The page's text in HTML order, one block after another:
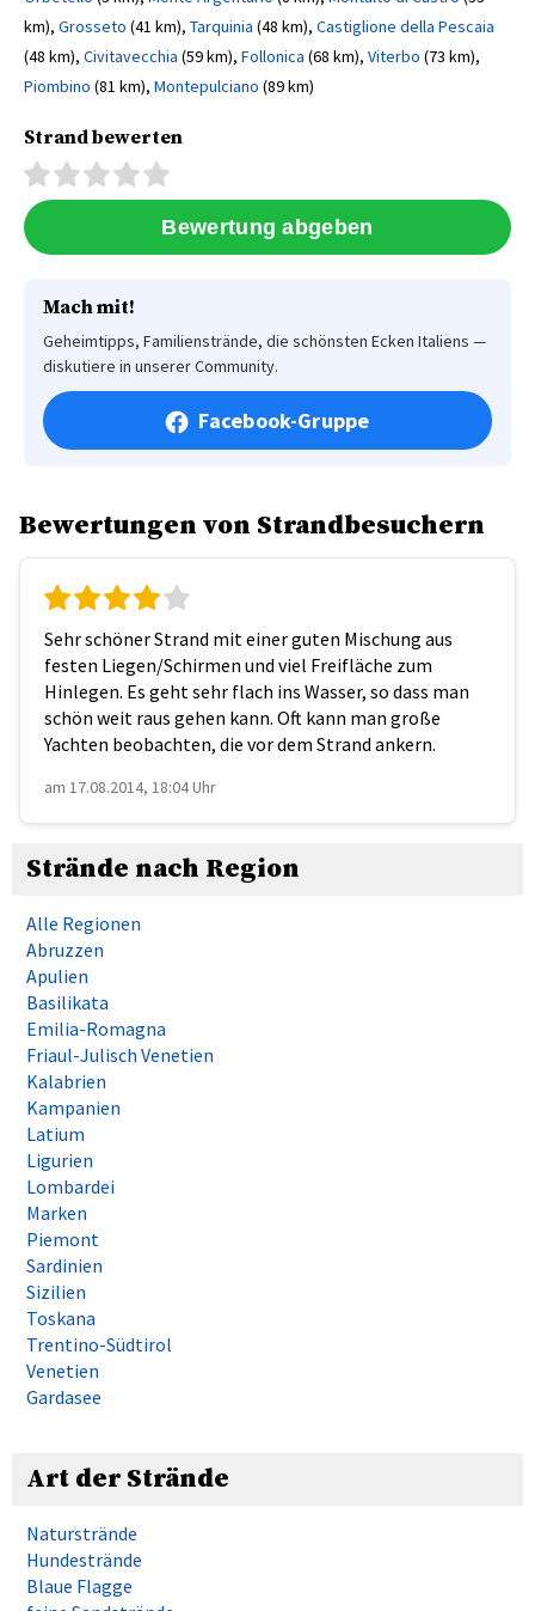
km), Grosseto (41 km), Tarquinia (48 km), Castiglione della Pescaia
(48 km), Civitavecchia (59 km), Follonica (68 km), Viterbo (73 km),
Piombino (81 km), Montepulciano (89 km)
Strand bewerten
Mach mit!
Geheimtipps, Familienstrände, die schönsten Ecken Italiens —
diskutiere in unserer Community.
Facebook-Gruppe
Bewertungen von Strandbesuchern
Sehr schöner Strand mit einer guten Mischung aus
festen Liegen/Schirmen und viel Freifläche zum
Hinlegen. Es geht sehr flach ins Wasser, so dass man
schön weit raus gehen kann. Oft kann man große
Yachten beobachten, die vor dem Strand ankern.
am 17.08.2014, 18:04 Uhr
Strände nach Region
Alle Regionen
Abruzzen
Apulien
Basilikata
Emilia-Romagna
Friaul-Julisch Venetien
Kalabrien
Kampanien
Latium
Ligurien
Lombardei
Marken
Piemont
Sardinien
Sizilien
Toskana
Trentino-Südtirol
Venetien
Gardasee
Art der Strände
Naturstrände
Hundestrände
Blaue Flagge